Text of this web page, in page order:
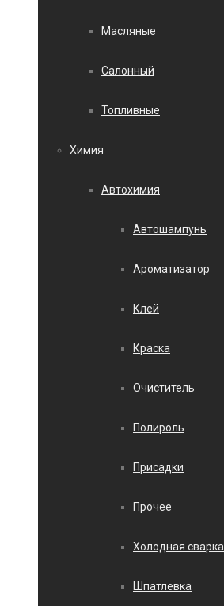
Масляные
Салонный
Топливные
Химия
Автохимия
Автошампунь
Ароматизатор
Клей
Краска
Очиститель
Полироль
Присадки
Прочее
Холодная сварка
Шпатлевка